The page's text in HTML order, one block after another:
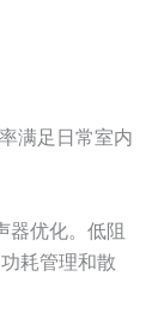
满足日常室内
优化。低阻
耗管理和散